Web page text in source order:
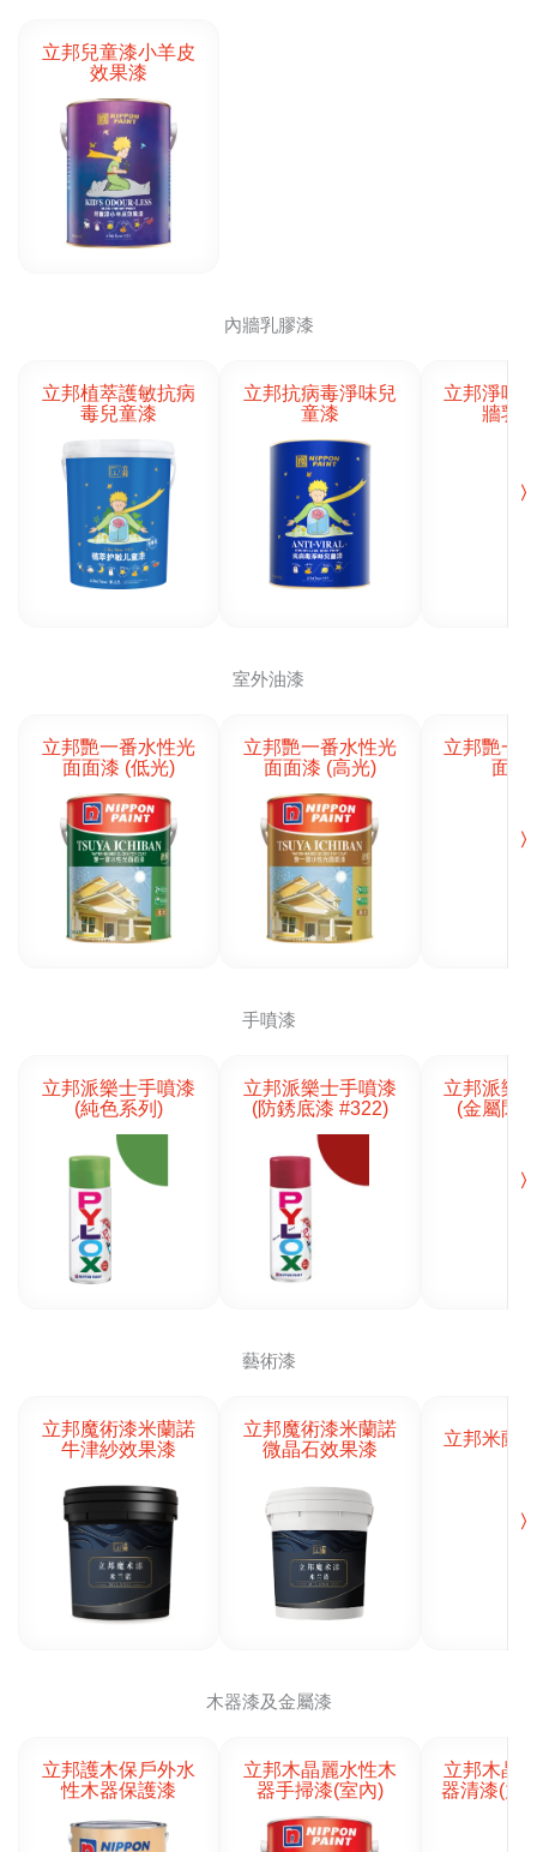
立邦兒童漆小羊皮
效果漆
內牆乳膠漆
〉
立邦植萃護敏抗病
毒兒童漆
立邦抗病毒淨味兒
童漆
立邦淨味
牆乳
室外油漆
〉
立邦艷一番水性光
面面漆 (低光)
立邦艷一番水性光
面面漆 (高光)
立邦艷一
面面
手噴漆
〉
立邦派樂士手噴漆
(純色系列)
立邦派樂士手噴漆
(防銹底漆 #322)
立邦派樂
(金屬閃
藝術漆
〉
立邦魔術漆米蘭諾
牛津紗效果漆
立邦魔術漆米蘭諾
微晶石效果漆
立邦米蘭
木器漆及金屬漆
立邦護木保戶外水
性木器保護漆
立邦木晶麗水性木
器手掃漆(室內)
立邦木晶
器清漆(力